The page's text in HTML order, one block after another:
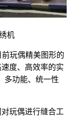
机
前玩偶精美图形的
度、高效率的实
多功能、统一性
玩偶进行缝合工